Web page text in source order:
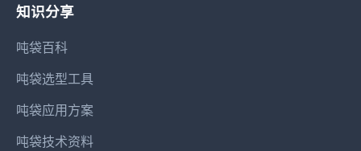
知识分享
吨袋百科
吨袋选型工具
吨袋应用方案
吨袋技术资料